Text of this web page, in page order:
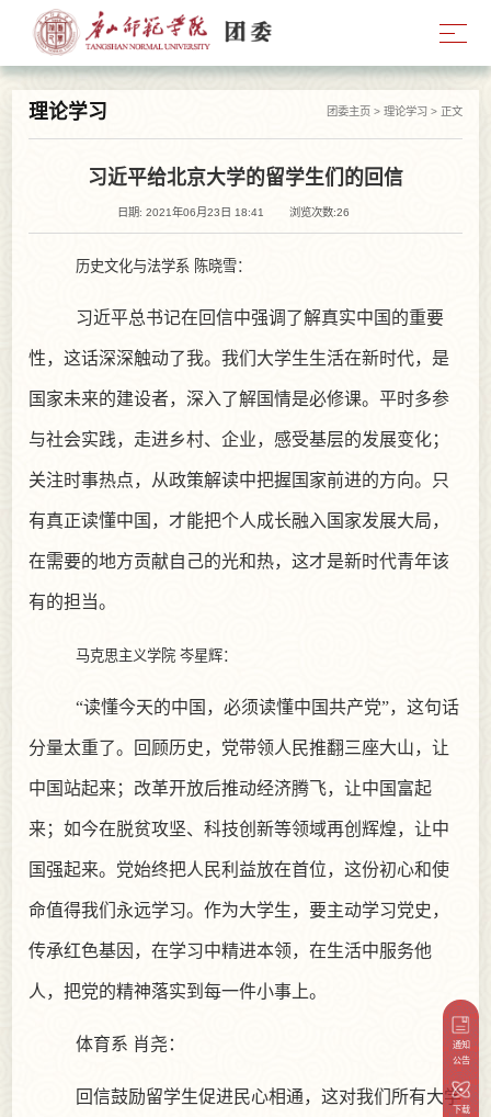
理论学习 团委主页 > 理论学习 > 正文
习近平给北京大学的留学生们的回信
日期: 2021年06月23日 18:41 浏览次数:26
历史文化与法学系 陈晓雪：
习近平总书记在回信中强调了解真实中国的重要
性，这话深深触动了我。我们大学生生活在新时代，是
国家未来的建设者，深入了解国情是必修课。平时多参
与社会实践，走进乡村、企业，感受基层的发展变化；
关注时事热点，从政策解读中把握国家前进的方向。只
有真正读懂中国，才能把个人成长融入国家发展大局，
在需要的地方贡献自己的光和热，这才是新时代青年该
有的担当。
马克思主义学院 岑星辉：
“读懂今天的中国，必须读懂中国共产党”，这句话
分量太重了。回顾历史，党带领人民推翻三座大山，让
中国站起来；改革开放后推动经济腾飞，让中国富起
来；如今在脱贫攻坚、科技创新等领域再创辉煌，让中
国强起来。党始终把人民利益放在首位，这份初心和使
命值得我们永远学习。作为大学生，要主动学习党史，
传承红色基因，在学习中精进本领，在生活中服务他
人，把党的精神落实到每一件小事上。
体育系 肖尧：
回信鼓励留学生促进民心相通，这对我们所有大学
通知
公告
下载